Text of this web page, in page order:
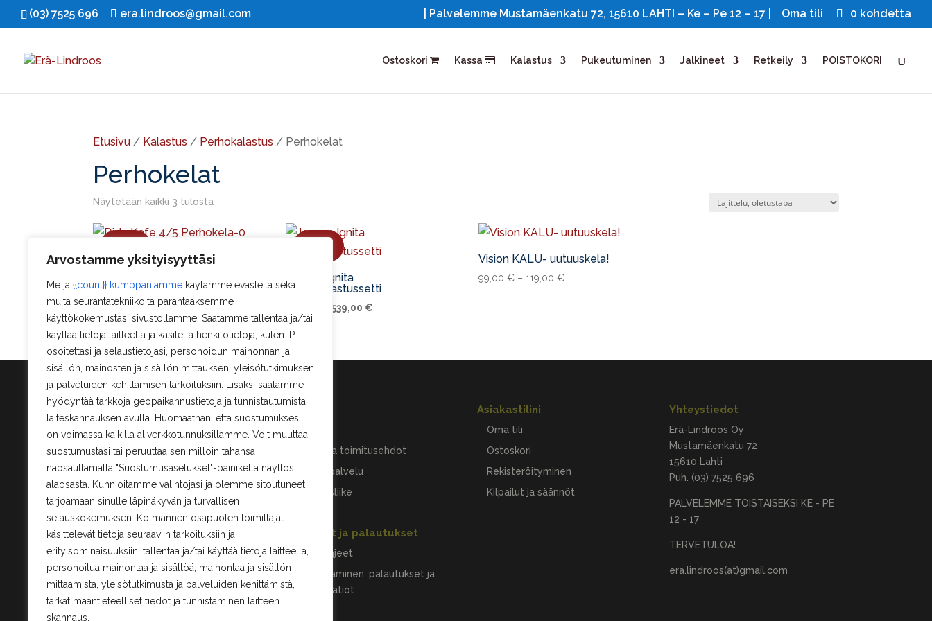
Arvostamme yksityisyyttäsi
Me ja {{count}} kumppaniamme käytämme evästeitä sekä
muita seurantatekniikoita parantaaksemme
käyttökokemustasi sivustollamme. Saatamme tallentaa ja/tai
käyttää tietoja laitteella ja käsitellä henkilötietoja, kuten IP-
osoitettasi ja selaustietojasi, personoidun mainonnan ja
sisällön, mainosten ja sisällön mittauksen, yleisötutkimuksen
ja palveluiden kehittämisen tarkoituksiin. Lisäksi saatamme
hyödyntää tarkkoja geopaikannustietoja ja tunnistautumista
laiteskannauksen avulla. Huomaathan, että suostumuksesi
on voimassa kaikilla aliverkkotunnuksillamme. Voit muuttaa
suostumustasi tai peruuttaa sen milloin tahansa
napsauttamalla "Suostumusasetukset"-painiketta näyttösi
alaosasta. Kunnioitamme valintojasi ja olemme sitoutuneet
tarjoamaan sinulle läpinäkyvän ja turvallisen
selauskokemuksen. Kolmannen osapuolen toimittajat
käsittelevät tietoja seuraaviin tarkoituksiin ja
erityisominaisuuksiin: tallentaa ja/tai käyttää tietoja laitteella,
personoitua mainontaa ja sisältöä, mainontaa ja sisällön
mittaamista, yleisötutkimusta ja palveluiden kehittämistä,
tarkat maantieteelliset tiedot ja tunnistaminen laitteen
skannaus.
(03) 7525 696 era.lindroos@gmail.com | Palvelemme Mustamäenkatu 72, 15610 LAHTI – Ke – Pe 12 – 17 | Oma tili 0 kohdetta
Ostoskori Kassa Kalastus Pukeutuminen Jalkineet Retkeily POISTOKORI
Etusivu / Kalastus / Perhokalastus / Perhokelat
Perhokelat
Näytetään kaikki 3 tulosta
Dida Kafe Perhokela
hinta
149,00 €.99,00 €.
Jensen Ignita
perhokalastussetti
Alkuperäinen
539,00 €
Vision KALU- uutuuskela!
99,00€ –119,00€
Tarina
Tilaus- ja toimitusehdot
Asiakaspalvelu
Kalastusliike
Tilaukset ja palautukset
Tilausohjeet
Peruuttaminen, palautukset ja
reklamaatiot
Asiakastilini
Oma tili
Ostoskori
Rekisteröityminen
Kilpailut ja säännöt
Yhteystiedot
Erä-Lindroos Oy
Mustamäenkatu 72
15610 Lahti
Puh. (03) 7525 696
PALVELEMME TOISTAISEKSI KE - PE
12 - 17
TERVETULOA!
era.lindroos(at)gmail.com